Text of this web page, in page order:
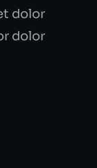
dolor
dolor